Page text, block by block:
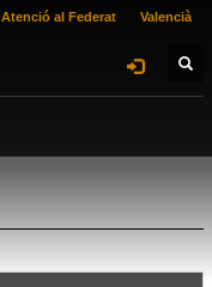
Atenció al Federat Valencià